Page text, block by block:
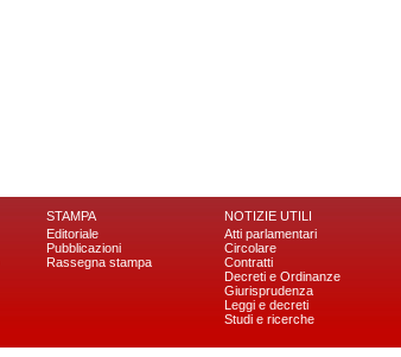
STAMPA
Editoriale
Pubblicazioni
Rassegna stampa
NOTIZIE UTILI
Atti parlamentari
Circolare
Contratti
Decreti e Ordinanze
Giurisprudenza
Leggi e decreti
Studi e ricerche